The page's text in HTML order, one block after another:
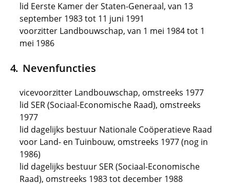
lid Eerste Kamer der Staten-Generaal, van 13
september 1983 tot 11 juni 1991
voorzitter Landbouwschap, van 1 mei 1984 tot 1
mei 1986
Nevenfuncties
vicevoorzitter Landbouwschap, omstreeks 1977
lid SER (Sociaal-Economische Raad), omstreeks
1977
lid dagelijks bestuur Nationale Coöperatieve Raad
voor Land- en Tuinbouw, omstreeks 1977 (nog in
1986)
lid dagelijks bestuur SER (Sociaal-Economische
Raad), omstreeks 1983 tot december 1988